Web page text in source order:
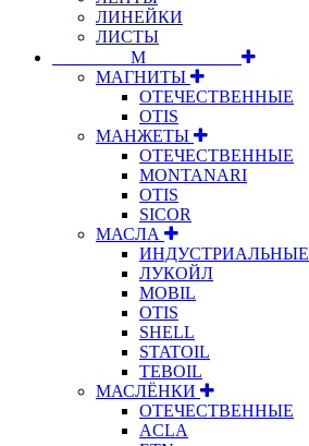
ЛИНЕЙКИ
ЛИСТЫ
⠀⠀⠀⠀⠀⠀М⠀⠀⠀⠀⠀⠀⠀
МАГНИТЫ
ОТЕЧЕСТВЕННЫЕ
OTIS
МАНЖЕТЫ
ОТЕЧЕСТВЕННЫЕ
MONTANARI
OTIS
SICOR
МАСЛА
ИНДУСТРИАЛЬНЫЕ
ЛУКОЙЛ
MOBIL
OTIS
SHELL
STATOIL
TEBOIL
МАСЛЁНКИ
ОТЕЧЕСТВЕННЫЕ
ACLA